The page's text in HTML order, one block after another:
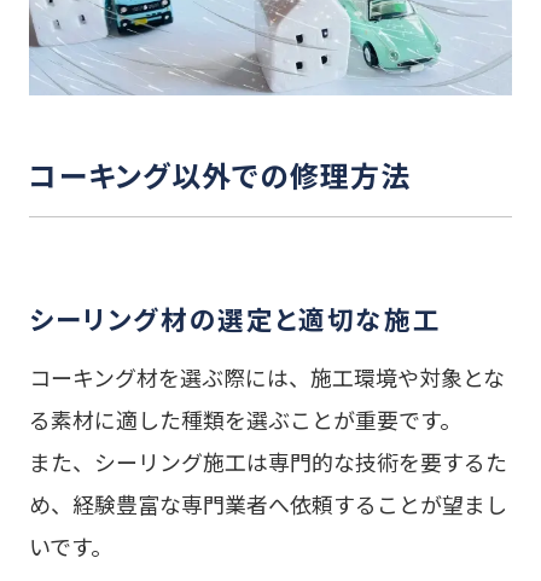
コーキング以外での修理方法
シーリング材の選定と適切な施工
コーキング材を選ぶ際には、施工環境や対象とな
る素材に適した種類を選ぶことが重要です。
また、シーリング施工は専門的な技術を要するた
め、経験豊富な専門業者へ依頼することが望まし
いです。